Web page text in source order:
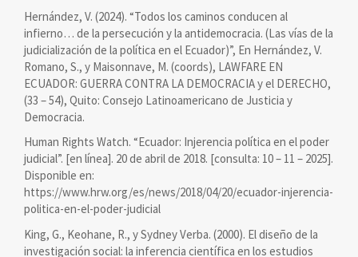
Hernández, V. (2024). “Todos los caminos conducen al
infierno… de la persecución y la antidemocracia. (Las vías de la
judicialización de la política en el Ecuador)”, En Hernández, V.
Romano, S., y Maisonnave, M. (coords), LAWFARE EN
ECUADOR: GUERRA CONTRA LA DEMOCRACIA y el DERECHO,
(33 – 54), Quito: Consejo Latinoamericano de Justicia y
Democracia.
Human Rights Watch. “Ecuador: Injerencia política en el poder
judicial”. [en línea]. 20 de abril de 2018. [consulta: 10 – 11 – 2025].
Disponible en:
https://www.hrw.org/es/news/2018/04/20/ecuador-injerencia-
politica-en-el-poder-judicial
King, G., Keohane, R., y Sydney Verba. (2000). El diseño de la
investigación social: la inferencia científica en los estudios